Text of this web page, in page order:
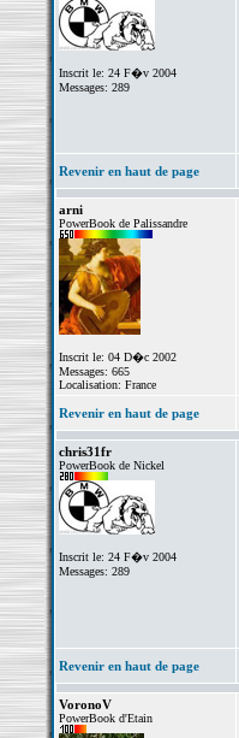
Inscrit le: 24 F�v 2004
Messages: 289
Revenir en haut de page
arni
PowerBook de Palissandre
Inscrit le: 04 D�c 2002
Messages: 665
Localisation: France
Revenir en haut de page
chris31fr
PowerBook de Nickel
Inscrit le: 24 F�v 2004
Messages: 289
Revenir en haut de page
VoronoV
PowerBook d'Etain